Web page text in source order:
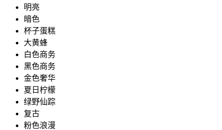
明亮
暗色
杯子蛋糕
大黄蜂
白色商务
黑色商务
金色奢华
夏日柠檬
绿野仙踪
复古
粉色浪漫